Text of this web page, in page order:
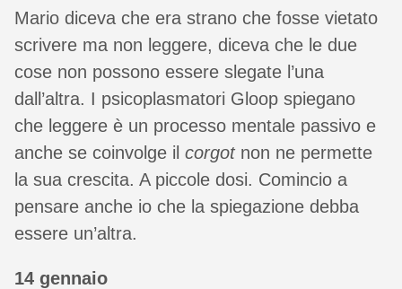
Mario diceva che era strano che fosse vietato
scrivere ma non leggere, diceva che le due
cose non possono essere slegate l’una
dall’altra. I psicoplasmatori Gloop spiegano
che leggere è un processo mentale passivo e
anche se coinvolge il corgotnon ne permette
la sua crescita. A piccole dosi. Comincio a
pensare anche io che la spiegazione debba
essere un’altra.
14 gennaio